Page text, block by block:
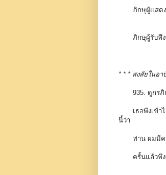
ภิกษุผู้แสด
ภิกษุผู้รับพึ
* * * สงสัยในอา
935. ดูกร
เธอพึงเข้
นี้ว่า
ท่าน ผมมีค
ครั้นแล้วพึ